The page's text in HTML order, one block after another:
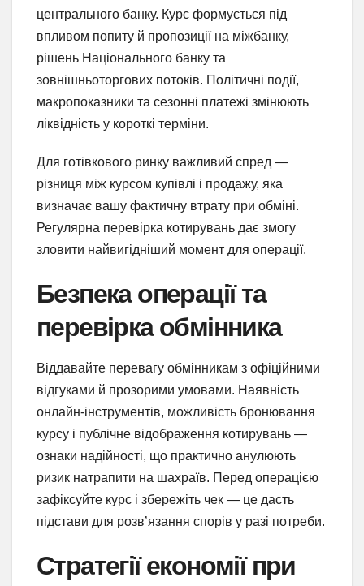
центрального банку. Курс формується під
впливом попиту й пропозиції на міжбанку,
рішень Національного банку та
зовнішньоторгових потоків. Політичні події,
макропоказники та сезонні платежі змінюють
ліквідність у короткі терміни.
Для готівкового ринку важливий спред —
різниця між курсом купівлі і продажу, яка
визначає вашу фактичну втрату при обміні.
Регулярна перевірка котирувань дає змогу
зловити найвигідніший момент для операції.
Безпека операції та
перевірка обмінника
Віддавайте перевагу обмінникам з офіційними
відгуками й прозорими умовами. Наявність
онлайн-інструментів, можливість бронювання
курсу і публічне відображення котирувань —
ознаки надійності, що практично анулюють
ризик натрапити на шахраїв. Перед операцією
зафіксуйте курс і збережіть чек — це дасть
підстави для розв’язання спорів у разі потреби.
Стратегії економії при